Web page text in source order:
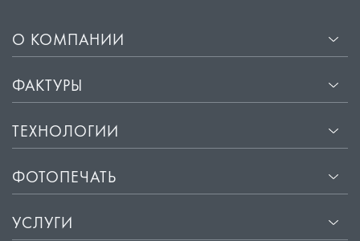
О КОМПАНИИ
ФАКТУРЫ
ТЕХНОЛОГИИ
ФОТОПЕЧАТЬ
УСЛУГИ